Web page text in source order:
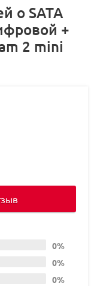
о SATA
+
2 mini
0%
0%
0%